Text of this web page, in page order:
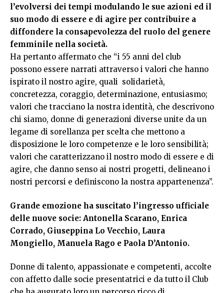
l’evolversi dei tempi modulando le sue azioni ed il
suo modo di essere e di agire per contribuire a
diffondere la consapevolezza del ruolo del genere
femminile nella società.
Ha pertanto affermato che “i 55 anni del club
possono essere narrati attraverso i valori che hanno
ispirato il nostro agire, quali solidarietà,
concretezza, coraggio, determinazione, entusiasmo;
valori che tracciano la nostra identità, che descrivono
chi siamo, donne di generazioni diverse unite da un
legame di sorellanza per scelta che mettono a
disposizione le loro competenze e le loro sensibilità;
valori che caratterizzano il nostro modo di essere e di
agire, che danno senso ai nostri progetti, delineano i
nostri percorsi e definiscono la nostra appartenenza”.
Grande emozione ha suscitato l’ingresso ufficiale
delle nuove socie: Antonella Scarano, Enrica
Corrado, Giuseppina Lo Vecchio, Laura
Mongiello, Manuela Rago e Paola D’Antonio.
Donne di talento, appassionate e competenti, accolte
con affetto dalle socie presentatrici e da tutto il Club